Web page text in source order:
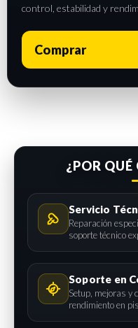
control, estabilidad y
Comprar
¿POR
Servicio
Reparación
soporte técnico
Soporte en
Setup, mejoras y
rendimiento en